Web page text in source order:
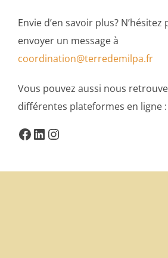
Envie d’en savoir plus? N’hésitez
envoyer un message à
coordination@terredemilpa.fr
Vous pouvez aussi nous
différentes plateformes en ligne :
Facebook
LinkedIn
Instagram